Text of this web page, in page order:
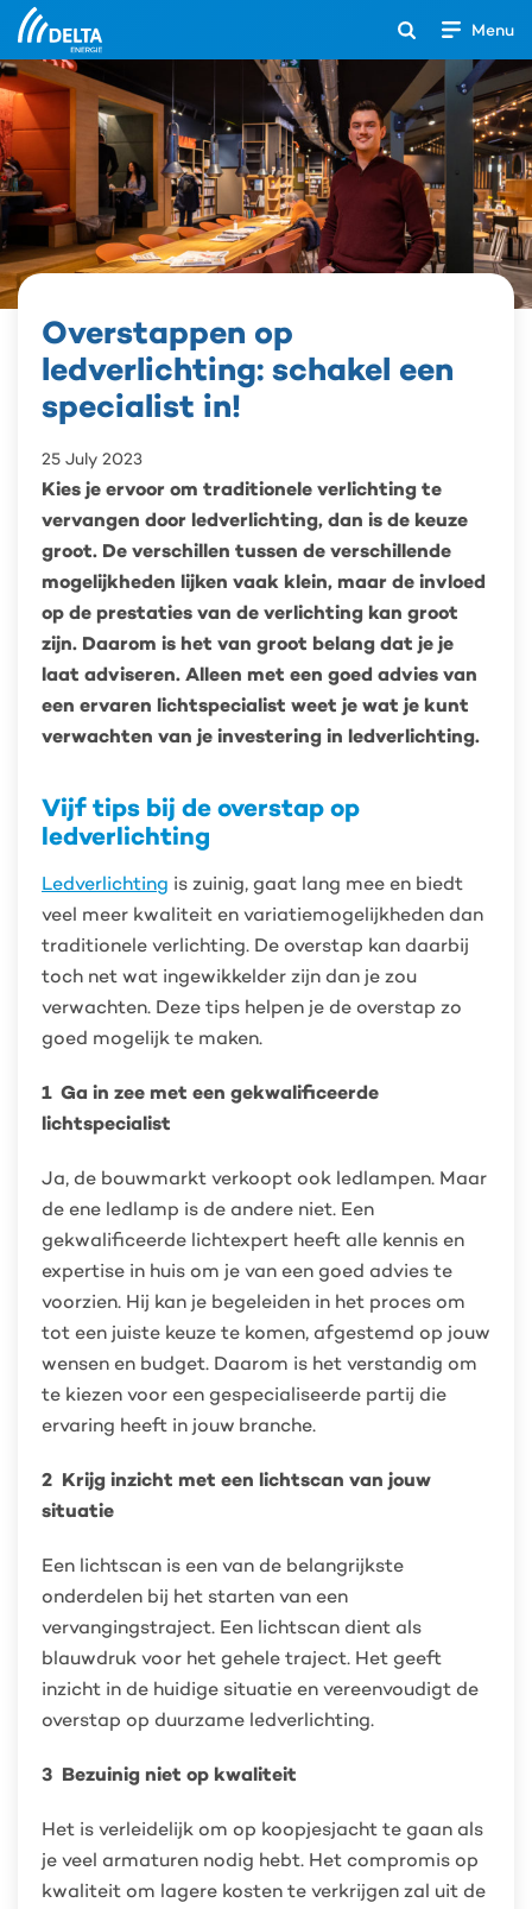
Menu
Open
het
zoekveld
Search
Overstappen
op
ledverlichting:
schakel
een
in!
Overstappen op
ledverlichting: schakel een
specialist in!
25 July 2023
Kies je ervoor om traditionele verlichting te
vervangen door ledverlichting, dan is de keuze
groot. De verschillen tussen de verschillende
mogelijkheden lijken vaak klein, maar de invloed
op de prestaties van de verlichting kan groot
zijn. Daarom is het van groot belang dat je je
laat adviseren. Alleen met een goed advies van
een ervaren lichtspecialist weet je wat je kunt
verwachten van je investering in ledverlichting.
Vijf tips bij de overstap op
ledverlichting
Ledverlichting is zuinig, gaat lang mee en biedt
veel meer kwaliteit en variatiemogelijkheden dan
traditionele verlichting. De overstap kan daarbij
toch net wat ingewikkelder zijn dan je zou
verwachten. Deze tips helpen je de overstap zo
goed mogelijk te maken.
1 Ga in zee met een gekwalificeerde
lichtspecialist
Ja, de bouwmarkt verkoopt ook ledlampen. Maar
de ene ledlamp is de andere niet. Een
gekwalificeerde lichtexpert heeft alle kennis en
expertise in huis om je van een goed advies te
voorzien. Hij kan je begeleiden in het proces om
tot een juiste keuze te komen, afgestemd op jouw
wensen en budget. Daarom is het verstandig om
te kiezen voor een gespecialiseerde partij die
ervaring heeft in jouw branche.
2 Krijg inzicht met een lichtscan van jouw
situatie
Een lichtscan is een van de belangrijkste
onderdelen bij het starten van een
vervangingstraject. Een lichtscan dient als
blauwdruk voor het gehele traject. Het geeft
inzicht in de huidige situatie en vereenvoudigt de
overstap op duurzame ledverlichting.
3 Bezuinig niet op kwaliteit
Het is verleidelijk om op koopjesjacht te gaan als
je veel armaturen nodig hebt. Het compromis op
kwaliteit om lagere kosten te verkrijgen zal uit de